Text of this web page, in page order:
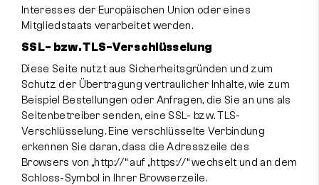
Interesses der Europäischen Union oder eines
Mitgliedstaats verarbeitet werden.
SSL- bzw. TLS-Verschlüsselung
Diese Seite nutzt aus Sicherheitsgründen und zum
Schutz der Übertragung vertraulicher Inhalte, wie zum
Beispiel Bestellungen oder Anfragen, die Sie an uns als
Seitenbetreiber senden, eine SSL- bzw. TLS-
Verschlüsselung. Eine verschlüsselte Verbindung
erkennen Sie daran, dass die Adresszeile des
Browsers von „http://“ auf „https://“ wechselt und an dem
Schloss-Symbol in Ihrer Browserzeile.